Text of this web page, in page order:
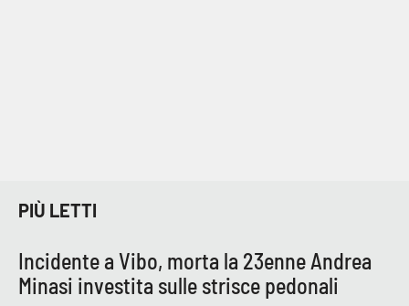
PIÙ LETTI
Incidente a Vibo, morta la 23enne Andrea
Minasi investita sulle strisce pedonali